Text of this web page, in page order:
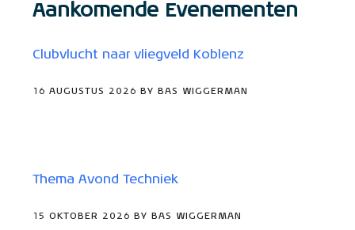
Aankomende Evenementen
Clubvlucht naar vliegveld Koblenz
16 AUGUSTUS 2026 BY BAS WIGGERMAN
Thema Avond Techniek
15 OKTOBER 2026 BY BAS WIGGERMAN